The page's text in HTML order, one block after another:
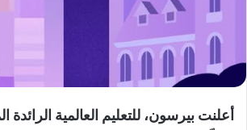
أعلنت بيرسون، للتعليم العالمية